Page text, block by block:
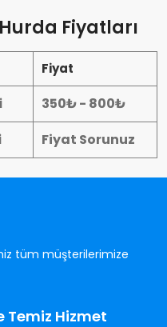
Fiyatları
Fiyat
350₺ - 800₺
Fiyat Sorunuz
tüm müşterilerimize
Temiz Hizmet